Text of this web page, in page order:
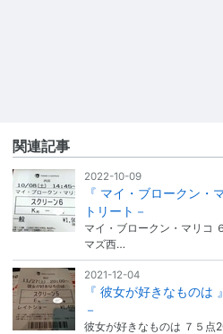
関連記事
2022-10-09
『 マイ・ブロークン・
トリート－
マイ・ブロークン・マリコ
マズ西…
2021-12-04
『 彼女が好きなものは
－
彼女が好きなものは ７５点